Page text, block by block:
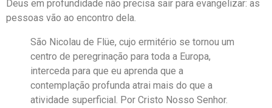
Deus em profundidade não precisa sair para evangelizar: as
pessoas vão ao encontro dela.
São Nicolau de Flüe, cujo ermitério se tornou um
centro de peregrinação para toda a Europa,
interceda para que eu aprenda que a
contemplação profunda atrai mais do que a
atividade superficial. Por Cristo Nosso Senhor.